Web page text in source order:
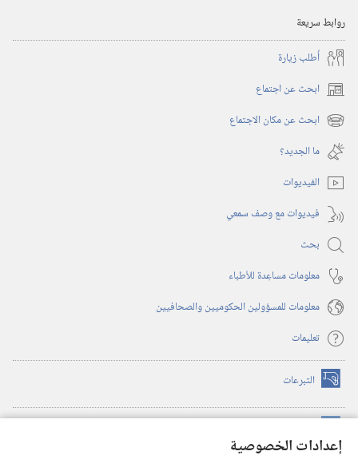
إعدادات الخصوصية
روابط سريعة
أُطلب زيارة
ابحث عن اجتماع (يفتح
نافذة ابحث عن مكان الاجتماع (يفتح
نافذة
جديدة)
ما الجديد؟‏
الفيديوات
فيديوات مع وصف سمعي
بحث
معلومات مساعِدة للأطباء
معلومات للمسؤولين الحكوميين والصحافيين
تعليمات
التبرعات (يفتح
نافذة
(يفتح
نافذة